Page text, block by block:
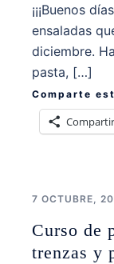
¡¡¡Buenos
ensaladas
diciembre.
pasta, […]
Comparte
Compartir
7 OCTUBRE,
Curso de
trenzas y